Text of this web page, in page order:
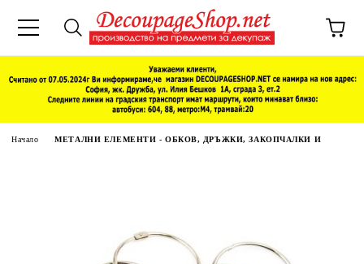
Начало МЕТАЛНИ ЕЛЕМЕНТИ - ОБКОВ, ДРЪЖКИ, ЗАКОПЧАЛКИ И